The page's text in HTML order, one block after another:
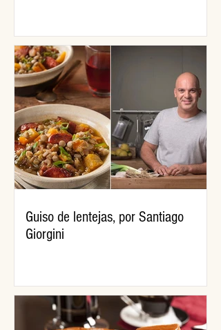
Guiso de lentejas, por Santiago
Giorgini